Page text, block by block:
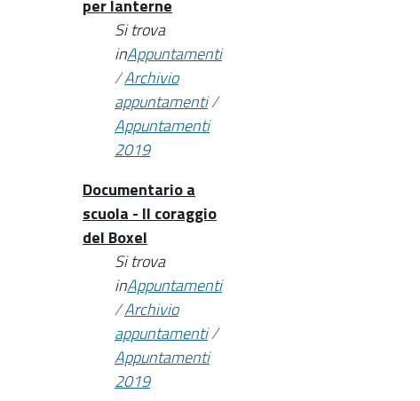
per lanterne
Si trova
inAppuntamenti
/Archivio
appuntamenti/
Appuntamenti
2019
Documentario a
scuola - Il coraggio
del Boxel
Si trova
inAppuntamenti
/Archivio
appuntamenti/
Appuntamenti
2019